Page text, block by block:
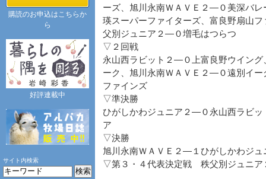
ーズ、旭川永南ＷＡＶＥ２―０美深バ
瑛スーパーファイターズ、富良野扇山
父別ジュニア２―０増毛はつらつ
▽２回戦
永山西ラビット２―０上富良野ウイン
ーク、旭川永南ＷＡＶＥ２―０遠別イ
ファインズ
▽準決勝
ひがしかわジュニア２―０永山西ラビ
ア
▽決勝
旭川永南ＷＡＶＥ２―１ひがしかわジュ
▽第３・４代表決定戦 秩父別ジュニア
購読のお申込はこちらか
ら
好評連載中
サイト内検索